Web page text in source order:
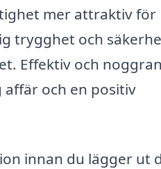
mer attraktiv för
trygghet och
Effektiv och
affär och en positiv
innan du lägger ut